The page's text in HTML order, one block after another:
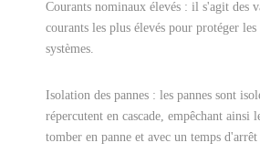
Courants nominaux élevés : il s'agit des
courants les plus élevés pour protéger les
systèmes.
Isolation des pannes : les pannes sont
répercutent en cascade, empêchant ainsi
tomber en panne et avec un temps